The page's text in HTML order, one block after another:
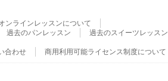
ンラインレッスンについて
過去のパンレッスン 過去のスイーツレッスン
合わせ 商用利用可能ライセンス制度について